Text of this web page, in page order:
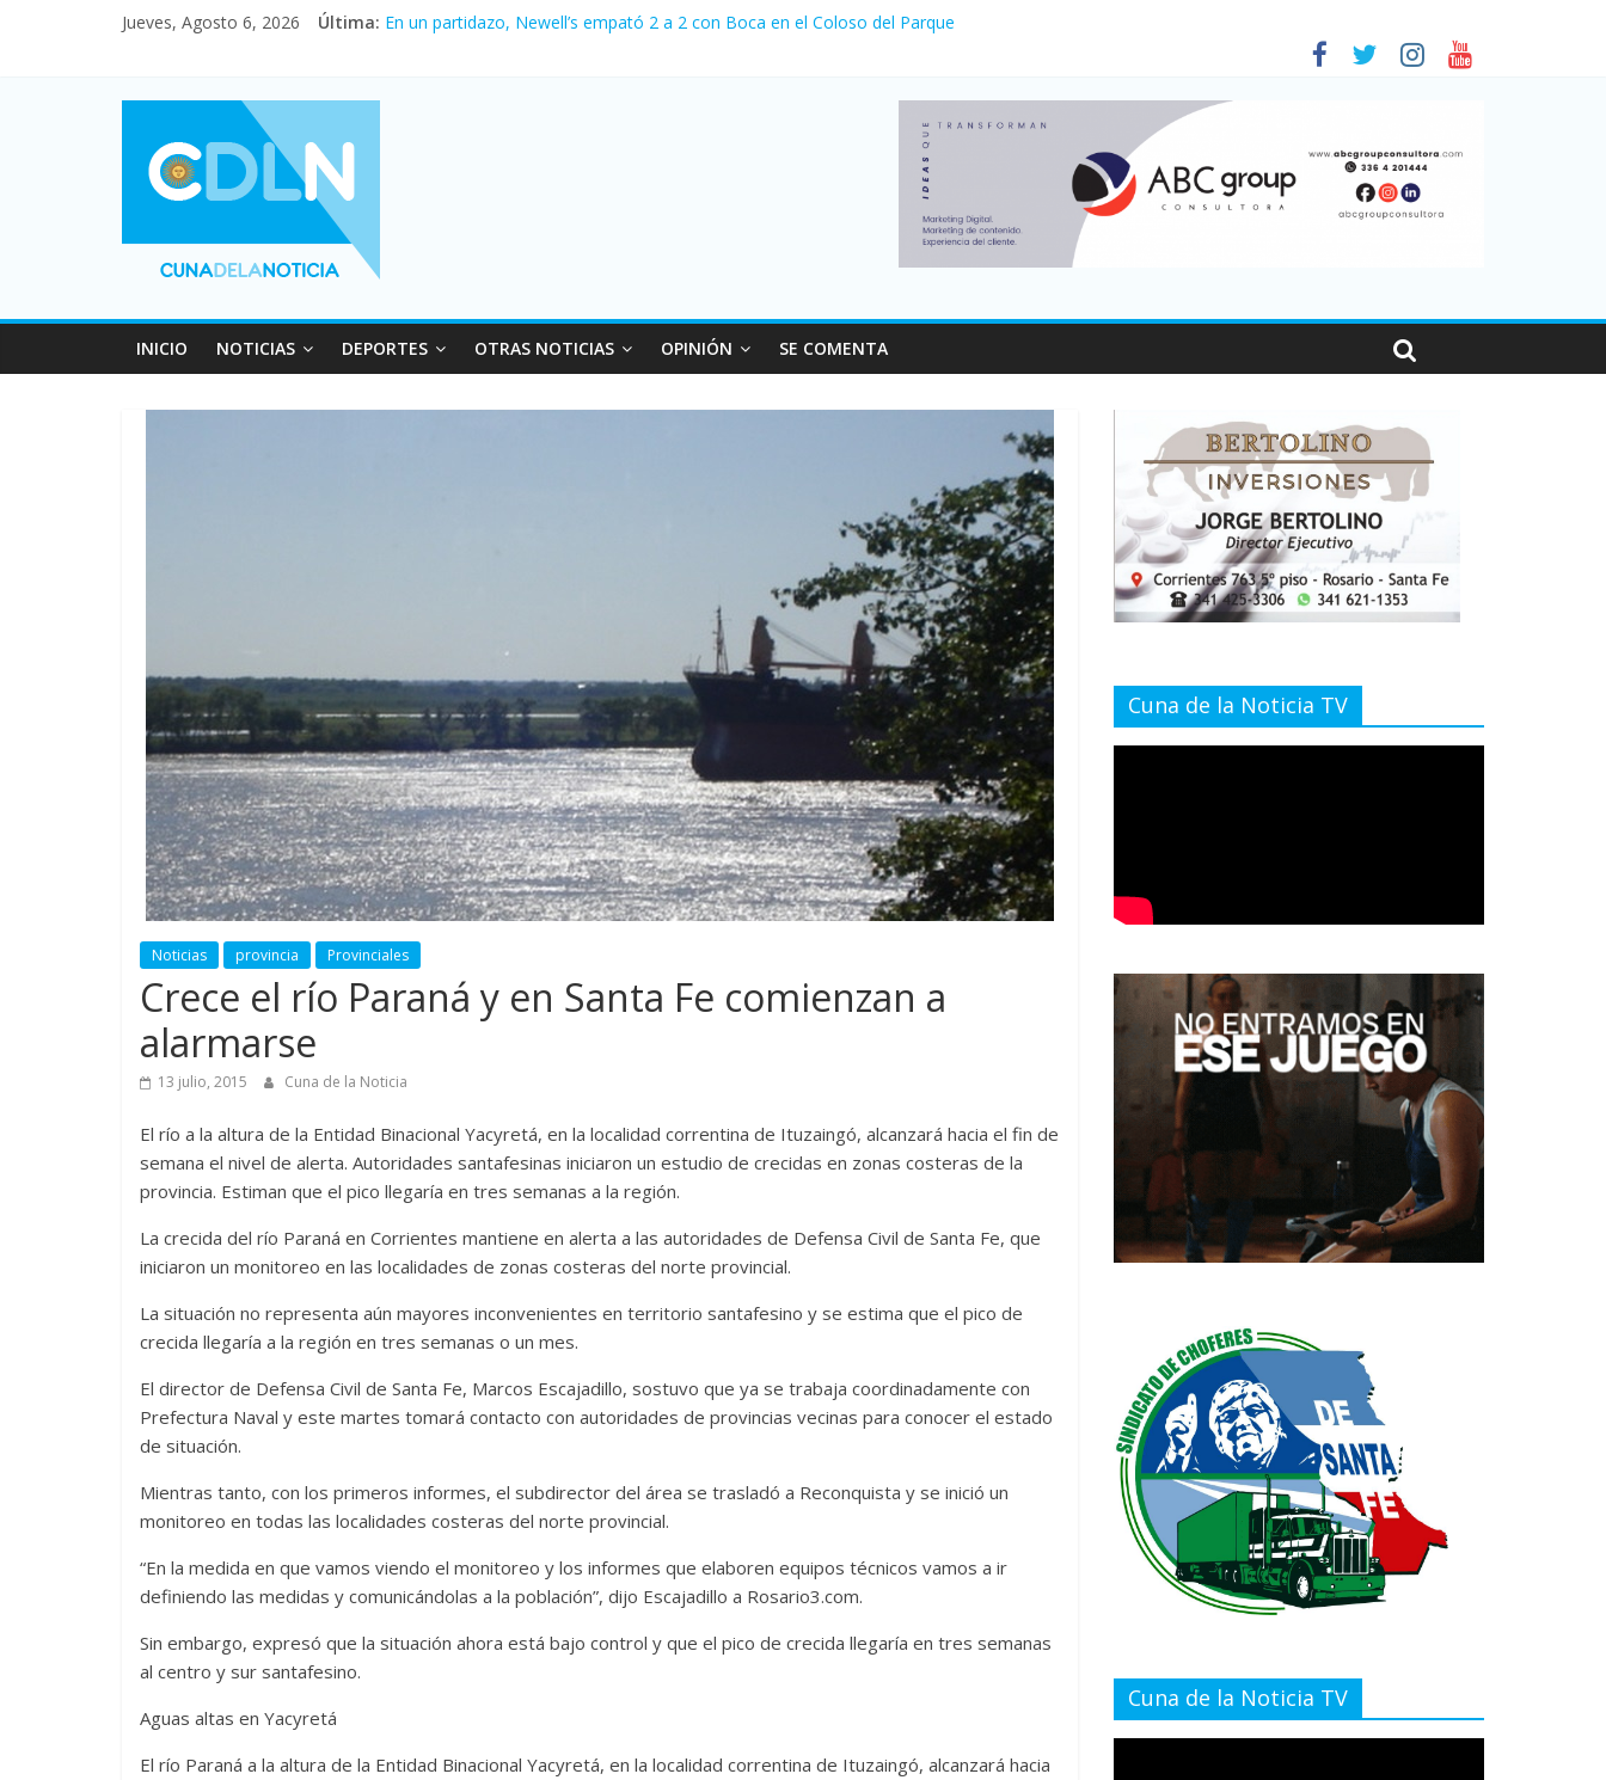
Jueves, Agosto 6, 2026 Última: En un partidazo, Newell’s empató 2 a 2 con Boca en el Coloso del Parque
Vacaciones de invierno con más movimiento y consumo turístico: 4,6 millones de personas viajaron por el país, un 5,9% más que en 2025
INICIO NOTICIAS DEPORTES OTRAS NOTICIAS OPINIÓN SE COMENTA
Noticias provincia Provinciales
Crece el río Paraná y en Santa Fe comienzan a
alarmarse
13 julio, 2015 Cuna de la Noticia
El río a la altura de la Entidad Binacional Yacyretá, en la localidad correntina de Ituzaingó, alcanzará hacia el fin de
semana el nivel de alerta. Autoridades santafesinas iniciaron un estudio de crecidas en zonas costeras de la
provincia. Estiman que el pico llegaría en tres semanas a la región.
La crecida del río Paraná en Corrientes mantiene en alerta a las autoridades de Defensa Civil de Santa Fe, que
iniciaron un monitoreo en las localidades de zonas costeras del norte provincial.
La situación no representa aún mayores inconvenientes en territorio santafesino y se estima que el pico de
crecida llegaría a la región en tres semanas o un mes.
El director de Defensa Civil de Santa Fe, Marcos Escajadillo, sostuvo que ya se trabaja coordinadamente con
Prefectura Naval y este martes tomará contacto con autoridades de provincias vecinas para conocer el estado
de situación.
Mientras tanto, con los primeros informes, el subdirector del área se trasladó a Reconquista y se inició un
monitoreo en todas las localidades costeras del norte provincial.
“En la medida en que vamos viendo el monitoreo y los informes que elaboren equipos técnicos vamos a ir
definiendo las medidas y comunicándolas a la población”, dijo Escajadillo a Rosario3.com.
Sin embargo, expresó que la situación ahora está bajo control y que el pico de crecida llegaría en tres semanas
al centro y sur santafesino.
Aguas altas en Yacyretá
El río Paraná a la altura de la Entidad Binacional Yacyretá, en la localidad correntina de Ituzaingó, alcanzará hacia
Cuna de la Noticia TV
Cuna de la Noticia TV